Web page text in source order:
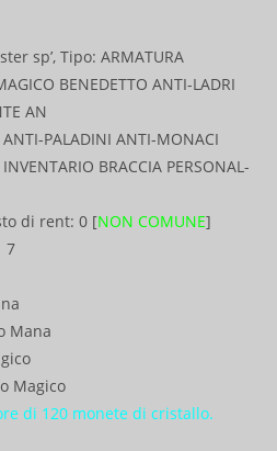
sp’, Tipo: ARMATURA
BENEDETTO ANTI-LADRI
AN
PALADINI ANTI-MONACI
BRACCIA PERSONAL-
di rent: 0 [NON COMUNE]
7
Mana
Magico
di 120 monete di cristallo.